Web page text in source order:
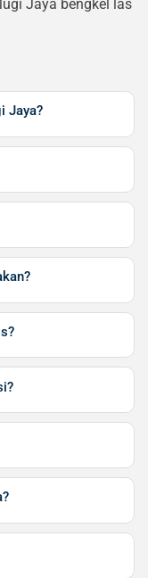
Jaya bengkel las
Jaya?